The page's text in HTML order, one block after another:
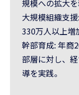
規模への拡大を
大規模組織支
330万人以上増
幹部育成: 年商
部層に対し、
導を実践。